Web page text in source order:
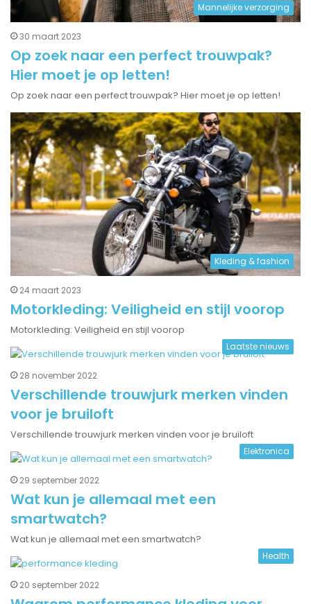
Mannelijke verzorging
30 maart 2023
Op zoek naar een perfect trouwpak?
Hier moet je op letten!
Op zoek naar een perfect trouwpak? Hier moet je op letten!
Kleding & fashion
24 maart 2023
Motorkleding: Veiligheid en stijl voorop
Motorkleding: Veiligheid en stijl voorop
Laatste nieuws
28 november 2022
Verschillende trouwjurk merken vinden
voor je bruiloft
Verschillende trouwjurk merken vinden voor je bruiloft
Elektronica
29 september 2022
Wat kun je allemaal met een
smartwatch?
Wat kun je allemaal met een smartwatch?
Health
20 september 2022